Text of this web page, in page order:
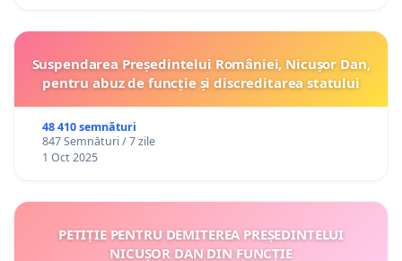
Suspendarea Președintelui României, Nicușor Dan,
pentru abuz de funcție și discreditarea statului
48 410 semnături
847 Semnături / 7 zile
1 Oct 2025
PETIȚIE PENTRU DEMITEREA PREȘEDINTELUI
NICUȘOR DAN DIN FUNCȚIE